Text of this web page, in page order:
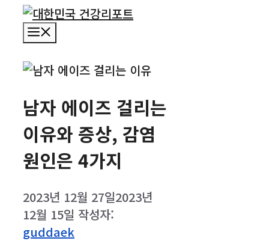
남자 에이즈 걸리는
이유와 증상, 감염
원인은 4가지
2023년 12월 27일2023년
12월 15일 작성자:
guddaek